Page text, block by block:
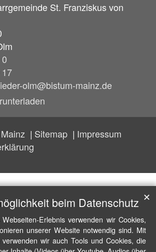
St. Franziskus von
olm@bistum-mainz.de
Sitemap
Impressum
beim Datenschutz
Erlebnis verwenden wir Cookies,
unserer Website notwendig sind. Mit
wir auch Tools und Cookies, die
✕